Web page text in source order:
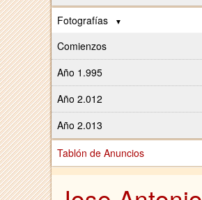
Fotografías
Comienzos
Año 1.995
Año 2.012
Año 2.013
Tablón de Anuncios